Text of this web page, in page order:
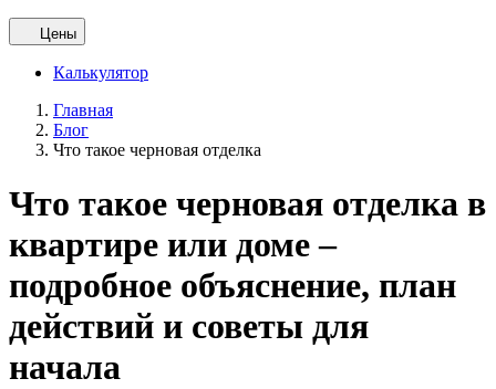
Цены
Калькулятор
Главная
Блог
Что такое черновая отделка
Что такое черновая отделка в
квартире или доме –
подробное объяснение, план
действий и советы для
начала